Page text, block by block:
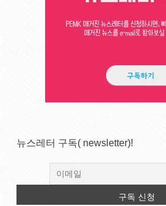
뉴스레터 구독( newsletter)!